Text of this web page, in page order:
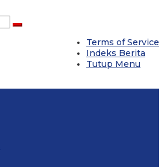
Terms of Service
Indeks Berita
Tutup Menu